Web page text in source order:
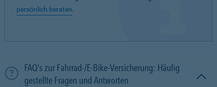
persönlich beraten.
FAQ's zur Fahrrad-/E-Bike-Versicherung: Häufig
gestellte Fragen und Antworten